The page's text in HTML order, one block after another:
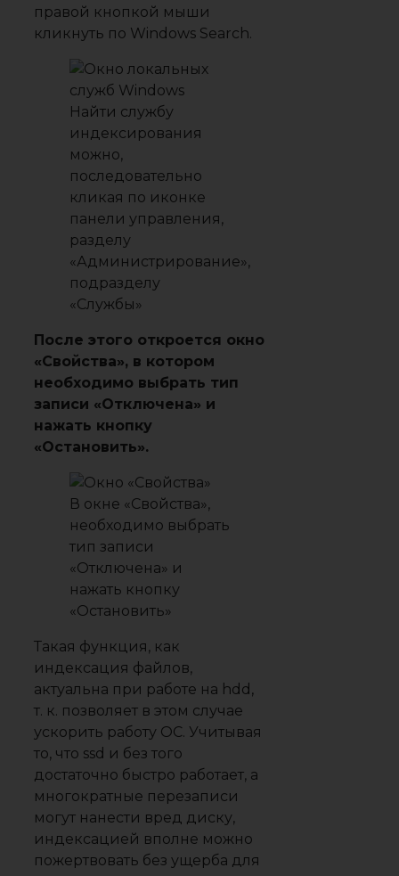
правой кнопкой мыши
кликнуть по Windows Search.
Найти службу
индексирования
можно,
последовательно
кликая по иконке
панели управления,
разделу
«Администрирование»,
подразделу
«Службы»
После этого откроется окно
«Свойства», в котором
необходимо выбрать тип
записи «Отключена» и
нажать кнопку
«Остановить».
В окне «Свойства»,
необходимо выбрать
тип записи
«Отключена» и
нажать кнопку
«Остановить»
Такая функция, как
индексация файлов,
актуальна при работе на hdd,
т. к. позволяет в этом случае
ускорить работу ОС. Учитывая
то, что ssd и без того
достаточно быстро работает, а
многократные перезаписи
могут нанести вред диску,
индексацией вполне можно
пожертвовать без ущерба для